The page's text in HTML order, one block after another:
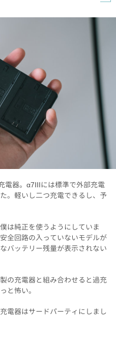
電器。α7IIIには標準で外部充電
。軽いし二つ充電できるし、予
は純正を使うようにしていま
全回路の入っていないモデルが
バッテリー残量が表示されない
の充電器と組み合わせると過充
と怖い。
電器はサードパーティにしまし